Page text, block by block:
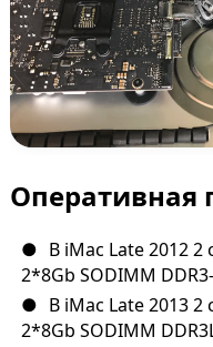
Оперативная
В iMac Late 2012
2*8Gb SODIMM
В iMac Late 2013
2*8Gb SODIMM